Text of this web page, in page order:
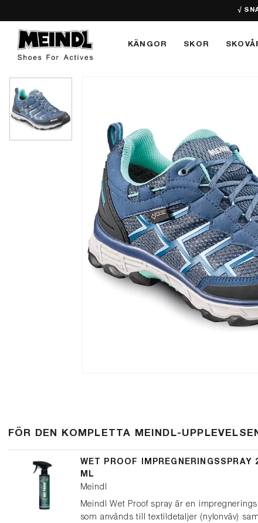
√
KÄNGOR SKOR
FÖR DEN KOMPLETTA MEINDL-
WET PROOF IMPREGNERINGSSPRAY
ML
Meindl
Meindl Wet Proof spray är en
som används till textildetaljer (nylonväv)